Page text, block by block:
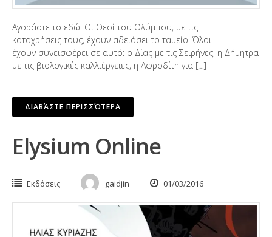
Αγοράστε το εδώ. Οι Θεοί του Ολύμπου, με τις
καταχρήσεις τους, έχουν αδειάσει το ταμείο. Όλοι
έχουν συνεισφέρει σε αυτό: ο Δίας με τις Σειρήνες, η Δήμητρα
με τις βιολογικές καλλιέργειες, η Αφροδίτη για […]
ΔΙΑΒΆΣΤΕ ΠΕΡΙΣΣΌΤΕΡΑ
Elysium Online
Εκδόσεις gaidjin 01/03/2016